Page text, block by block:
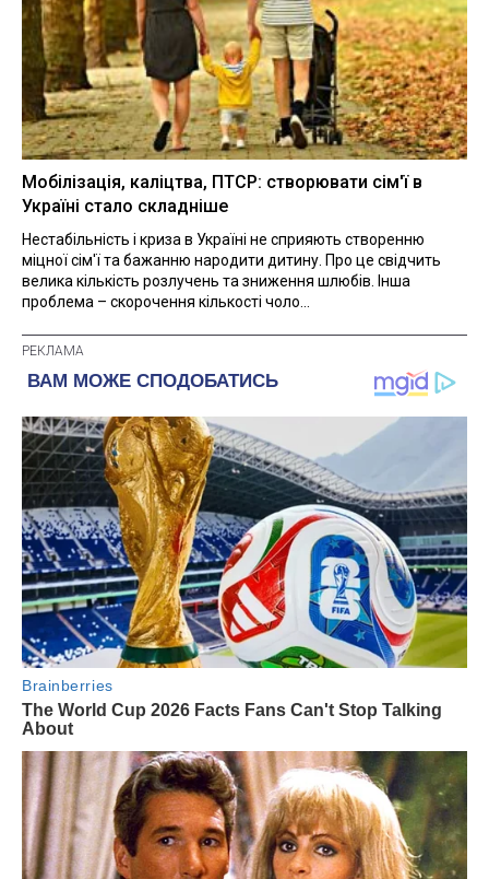
Мобілізація, каліцтва, ПТСР: створювати сім'ї в
Україні стало складніше
Нестабільність і криза в Україні не сприяють створенню
міцної сім'ї та бажанню народити дитину. Про це свідчить
велика кількість розлучень та зниження шлюбів. Інша
проблема – скорочення кількості чоло...